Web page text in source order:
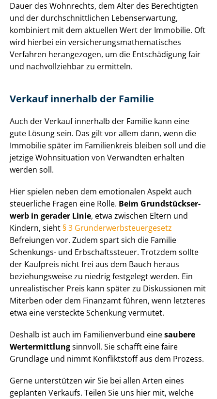
Dauer des Wohnrechts, dem Alter des Berechtigten
und der durch­schnitt­li­chen Lebenserwartung,
kombiniert mit dem aktuellen Wert der Immobilie. Oft
wird hierbei ein ver­si­che­rungs­ma­the­ma­ti­sches
Verfahren herangezogen, um die Entschädigung fair
und nachvollziehbar zu ermitteln.
Verkauf innerhalb der Familie
Auch der Verkauf innerhalb der Familie kann eine
gute Lösung sein. Das gilt vor allem dann, wenn die
Immobilie später im Familienkreis bleiben soll und die
jetzige Wohnsituation von Verwandten erhalten
werden soll.
Hier spielen neben dem emotionalen Aspekt auch
steuerliche Fragen eine Rolle. Beim Grund­stücks­er­
werb in gerader Linie, etwa zwischen Eltern und
Kindern, sieht § 3 Grund­er­werb­steu­er­ge­setz
Befreiungen vor. Zudem spart sich die Familie
Schenkungs- und Erb­schafts­steu­er. Trotzdem sollte
der Kaufpreis nicht frei aus dem Bauch heraus
beziehungsweise zu niedrig festgelegt werden. Ein
unrealistischer Preis kann später zu Diskussionen mit
Miterben oder dem Finanzamt führen, wenn letzteres
etwa eine versteckte Schenkung vermutet.
Deshalb ist auch im Familienverbund einesaubere
Wertermittlungsinnvoll. Sie schafft eine faire
Grundlage und nimmt Konfliktstoff aus dem Prozess.
Gerne unterstützen wir Sie bei allen Arten eines
geplanten Verkaufs. Teilen Sie uns hier mit, welche